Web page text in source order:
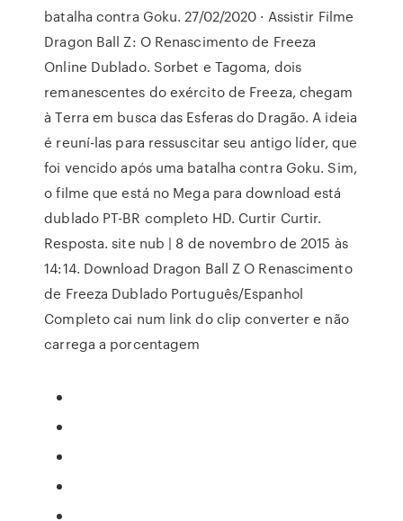
batalha contra Goku. 27/02/2020 · Assistir Filme
Dragon Ball Z: O Renascimento de Freeza
Online Dublado. Sorbet e Tagoma, dois
remanescentes do exército de Freeza, chegam
à Terra em busca das Esferas do Dragão. A ideia
é reuní-las para ressuscitar seu antigo líder, que
foi vencido após uma batalha contra Goku. Sim,
o filme que está no Mega para download está
dublado PT-BR completo HD. Curtir Curtir.
Resposta. site nub | 8 de novembro de 2015 às
14:14. Download Dragon Ball Z O Renascimento
de Freeza Dublado Português/Espanhol
Completo cai num link do clip converter e não
carrega a porcentagem